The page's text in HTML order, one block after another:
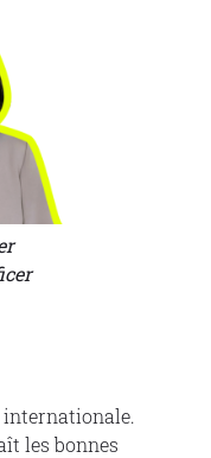
internationale.
les bonnes